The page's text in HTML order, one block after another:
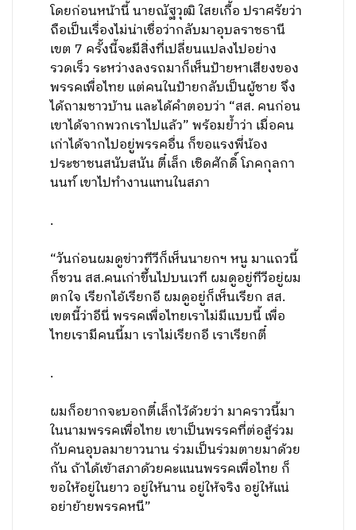
โดยก่อนหน้านี้ นายณัฐวุฒิ ใสยเกื้อ ปราศรัยว่า
ถือเป็นเรื่องไม่น่าเชื่อว่ากลับมาอุบลราชธานี
เขต 7 ครั้งนี้จะมีสิ่งที่เปลี่ยนแปลงไปอย่าง
รวดเร็ว ระหว่างลงรถมาก็เห็นป้ายหาเสียงของ
พรรคเพื่อไทย แต่คนในป้ายกลับเป็นผู้ชาย จึง
ได้ถามชาวบ้าน และได้คำตอบว่า “สส. คนก่อน
เขาได้จากพวกเราไปแล้ว” พร้อมย้ำว่า เมื่อคน
เก่าได้จากไปอยู่พรรคอื่น ก็ขอแรงพี่น้อง
ประชาชนสนับสนัน ตี๋เล็ก เชิดศักดิ์ โภคกุลกา
นนท์ เขาไปทำงานแทนในสภา
.
“วันก่อนผมดูข่าวทีวีก็เห็นนายกฯ หนู มาแถวนี้
ก็ชวน สส.คนเก่าขึ้นไปบนเวที ผมดูอยู่ทีวีอยู่ผม
ตกใจ เรียกไอ้เรียกอี ผมดูอยู่ก็เห็นเรียก สส.
เขตนี้ว่าอีนี่ พรรคเพื่อไทยเราไม่มีแบบนี้ เพื่อ
ไทยเรามีคนนี้มา เราไม่เรียกอี เราเรียกตี๋
.
ผมก็อยากจะบอกตี๋เล็กไว้ด้วยว่า มาคราวนี้มา
ในนามพรรคเพื่อไทย เขาเป็นพรรคที่ต่อสู้ร่วม
กับคนอุบลมายาวนาน ร่วมเป็นร่วมตายมาด้วย
กัน ถ้าได้เข้าสภาด้วยคะแนนพรรคเพื่อไทย ก็
ขอให้อยู่ในยาว อยู่ให้นาน อยู่ให้จริง อยู่ให้แน่
อย่าย้ายพรรคหนี”